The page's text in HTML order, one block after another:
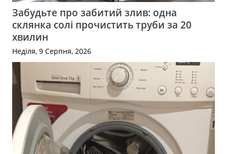
Забудьте про забитий злив: одна
склянка солі прочистить труби за 20
хвилин
Неділя, 9 Серпня, 2026